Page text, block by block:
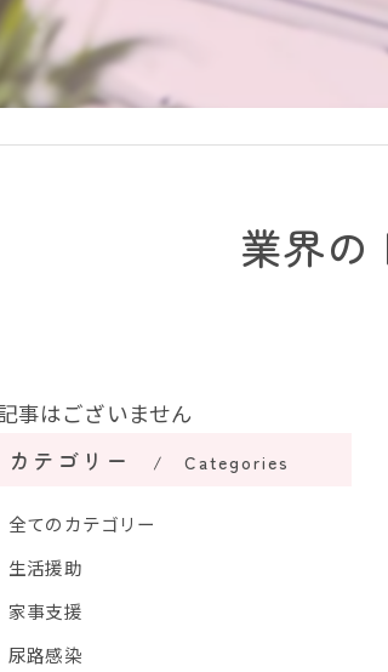
業界の
事はございません
カテゴリー
Categories
全てのカテゴリー
生活援助
家事支援
尿路感染